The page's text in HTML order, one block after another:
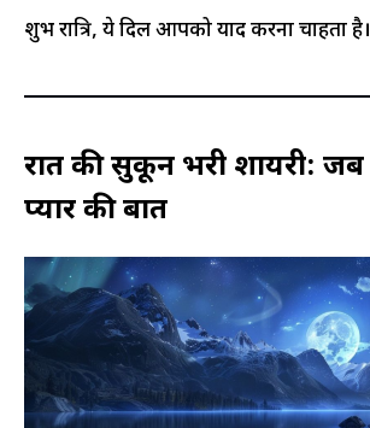
शुभ रात्रि, ये दिल आपको याद करना चाहता
रात की सुकून भरी शायरी: जब
प्यार की बात